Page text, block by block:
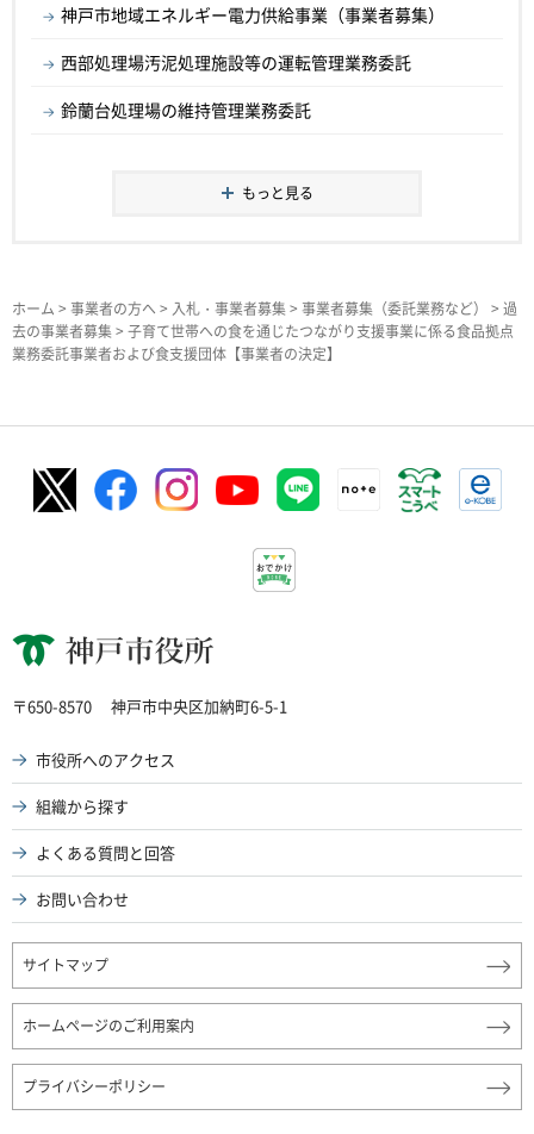
神戸市地域エネルギー電力供給事業（事業者募集）
西部処理場汚泥処理施設等の運転管理業務委託
鈴蘭台処理場の維持管理業務委託
もっと見る
ホーム > 事業者の方へ > 入札・事業者募集> 事業者募集（委託業務など） > 過
去の事業者募集> 子育て世帯への食を通じたつながり支援事業に係る食品拠点
業務委託事業者および食支援団体【事業者の決定】
神戸市役所
〒650-8570 神戸市中央区加納町6-5-1
市役所へのアクセス
組織から探す
よくある質問と回答
お問い合わせ
サイトマップ
ホームページのご利用案内
プライバシーポリシー